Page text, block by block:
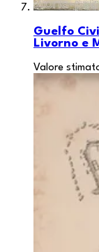
Guelfo
Livorno e
Valore